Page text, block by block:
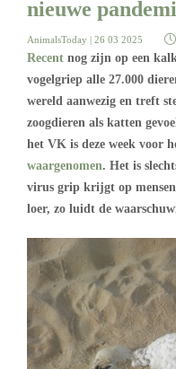
nieuwe
AnimalsToday | 26 03 2025
Recent nog zijn op een
vogelgriep alle 27.000
wereld aanwezig en treft
zoogdieren als katten
het VK is deze week voor
waargenomen. Het is
virus grip krijgt op
loer, zo luidt de